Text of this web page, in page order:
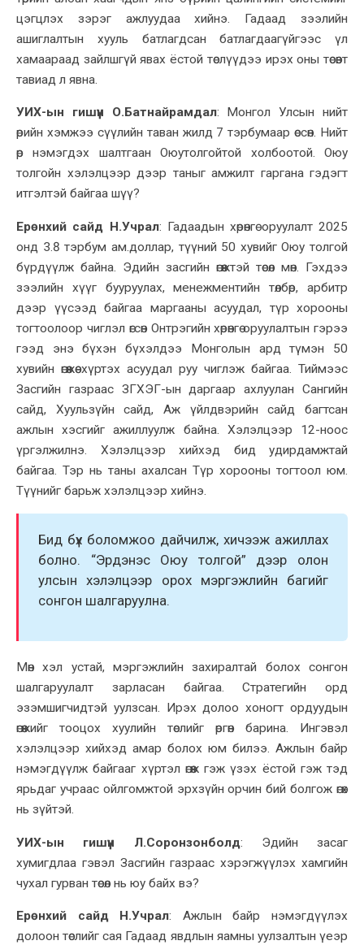
цэгцлэх зэрэг ажлуудаа хийнэ. Гадаад зээлийн
ашиглалтын хууль батлагдсан батлагдаагүйгээс үл
хамаараад зайлшгүй явах ёстой төслүүдээ ирэх оны төсөвт
тавиад л явна.
УИХ-ын гишүүн О.Батнайрамдал:
Монгол Улсын нийт
өрийн хэмжээ сүүлийн таван жилд 7 тэрбумаар өссөн. Нийт
өр нэмэгдэх шалтгаан Оюутолгойтой холбоотой. Оюу
толгойн хэлэлцээр дээр таныг амжилт гаргана гэдэгт
итгэлтэй байгаа шүү?
Ерөнхий сайд Н.Учрал: Гадаадын хөрөнгө оруулалт 2025
онд 3.8 тэрбум ам.доллар, түүний 50 хувийг Оюу толгой
бүрдүүлж байна. Эдийн засгийн өгөөжтэй төсөл мөн. Гэхдээ
зээлийн хүүг бууруулах, менежментийн төлбөр, арбитр
дээр үүсээд байгаа маргааны асуудал, түр хорооны
тогтоолоор чиглэл өгсөн Онтрэгийн хөрөнгө оруулалтын гэрээ
гээд энэ бүхэнбүхэлдээ Монголын ард түмэн 50
хувийн өгөөжөө хүртэх асуудал руу чиглэж байгаа. Тиймээс
Засгийн газраас ЗГХЭГ-ын даргаар ахлуулан Сангийн
сайд, Хуульзүйн сайд, Аж үйлдвэрийн сайд багтсан
ажлын хэсгийг ажиллуулж байна. Хэлэлцээр 12-ноос
үргэлжилнэ. Хэлэлцээр хийхэд бид удирдамжтай
байгаа. Тэр нь таны ахалсан Түр хорооны тогтоол юм.
Түүнийг барьж хэлэлцээр хийнэ.
Бид бүх боломжоо дайчилж,хичээж ажиллах
болно. “Эрдэнэс Оюу толгой” дээр олон
улсын хэлэлцээр орох мэргэжлийн багийг
сонгон шалгаруулна.
Мөн хэл устай, мэргэжлийн захиралтай болох сонгон
шалгаруулалт зарласан байгаа. Стратегийн орд
эзэмшигчидтэй уулзсан. Ирэх долоо хоногт ордуудын
өгөөжийг тооцох хуулийн төслийг өргөн барина. Ингэвэл
хэлэлцээр хийхэд амар болох юм билээ. Ажлын байр
нэмэгдүүлж байгааг хүртэл өгөөж гэжүзэх ёстой гэж тэд
ярьдаг учраас ойлгомжтой эрхзүйн орчин бий болгож өгөх
нь зүйтэй.
УИХ-ын гишүүн Л.Соронзонболд:
Эдийн засаг
хумигдлаа гэвэл Засгийн газраас хэрэгжүүлэх хамгийн
чухал гурван төсөл нь юу байх вэ?
Ерөнхий сайд Н.Учрал: Ажлын байр нэмэгдүүлэх
долоон төслийг сая Гадаад явдлын яамны уулзалтын үеэр